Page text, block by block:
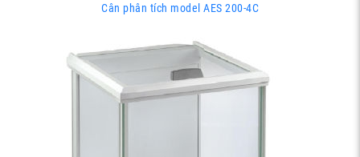
Cân phân tích model AES 200-4C